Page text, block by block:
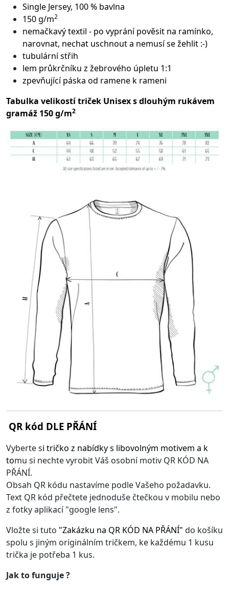
Single Jersey, 100 % bavlna
150 g/m2
nemačkavý textil - po vyprání pověsit na ramínko,
narovnat, nechat uschnout a nemusí se žehlit :-)
tubulární střih
lem průkrčníku z žebrového úpletu 1:1
zpevňující páska od ramene k rameni
Tabulka velikostí triček Unisex s dlouhým rukávem
gramáž 150 g/m2
QR kód DLE PŘÁNÍ
Vyberte si tričko z nabídky s libovolným motivem a k
tomu si nechte vyrobit Váš osobní motiv QR KÓD NA
PŘÁNÍ.
Obsah QR kódu nastavíme podle Vašeho požadavku.
Text QR kód přečtete jednoduše čtečkou v mobilu nebo
z fotky aplikací "google lens".
Vložte si tuto "Zakázku na QR KÓD NA PŘÁNÍ" do košíku
spolu s jiným originálním tričkem, ke každému 1 kusu
trička je potřeba 1 kus.
Jak to funguje ?